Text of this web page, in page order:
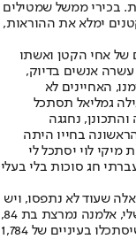
בכירי ממשל שמטילים
ימלא את ההוראות,
של אחי הקטן ואשתו
אנשים בדיוק,
האחיינים לא
גמליאל תסתכל
נחגגה
בחייו היתה
מיקי לוי יסתכל לי
חג סוכות בלי בעלי
שעוד לא נתפסו, ויש
עוד, תהיו בטוחים), להסתכל בעיניים של סבתא שלי, אלמנה נמרצת בת 84,
שתקועה זה חצי שנה מול נוף של סורגי חלונות. שיסתכלו בעיניים של 1,784